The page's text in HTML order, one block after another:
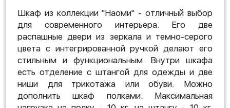
Шкаф из коллекции "Наоми" - отличный выбор
для современного интерьера. Его две
распашные двери из зеркала и темно-серого
цвета с интегрированной ручкой делают его
стильным и функциональным. Внутри шкафа
есть отделение с штангой для одежды и две
ниши для трикотажа или обуви. Можно
дополнить шкаф полками. Максимальная